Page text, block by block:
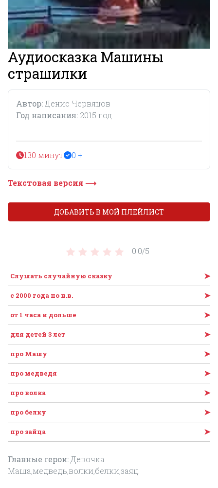
Аудиосказка Машины
страшилки
Автор: Денис Червяцов
Год написания: 2015 год
130 минут 0 +
Текстовая версия ⟶
0.0/5
Слушать случайную сказку ➤
c 2000 года по н.в. ➤
от 1 часа и дольше ➤
для детей 3 лет ➤
про Машу ➤
про медведя ➤
про волка ➤
про белку ➤
про зайца ➤
Главные герои: Девочка
Маша,медведь,волки,белки,заяц.
ДОБАВИТЬ В МОЙ ПЛЕЙЛИСТ